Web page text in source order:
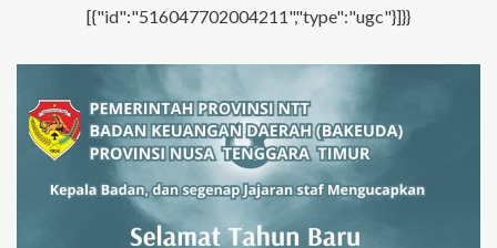
[{"id":"516047702004211","type":"ugc"}]}}